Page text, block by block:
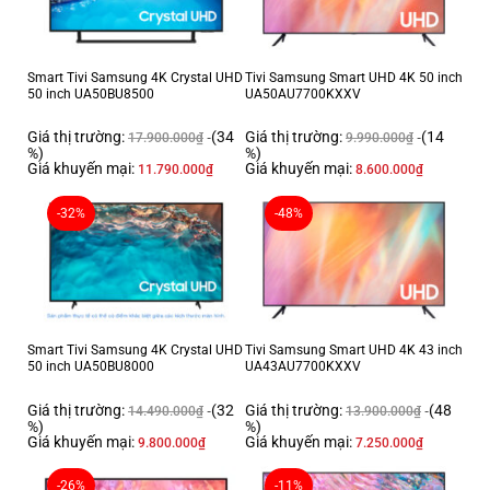
Remote Control App
Tiện Ích:
Trợ lý ảo Bixby (Tizen OS)
Chiếu điện thoại lên TV (không
dây)
Công nghệ hình ảnh:
Crystal Processor 4K
HDR (High Dynamic Range)
HDR 10+
UHD Dimming
Contrast Enhancer
Adaptive Sound
Object Tracking Sound – OTS Lite
Tổng công suất loa: 20W
Bảo hành 24 tháng
Smart Tivi Samsung 4K Crystal UHD
50 inch UA50BU8500
Giá thị trường: 17.900.000₫ (34
%)
Giá khuyến mại: 11.790.000₫
Tivi Samsung Smart UHD 4K 50 inch
UA50AU7700KXXV
Giá thị trường: 9.990.000₫ (14
%)
Giá khuyến mại: 8.600.000₫
-32%
Smart Tivi Samsung 4K Crystal UHD
50 inch UA50BU8000
Giá thị trường: 14.490.000₫ (32
%)
Giá khuyến mại: 9.800.000₫
-48%
Tivi Samsung Smart UHD 4K 43 inch
UA43AU7700KXXV
Giá thị trường: 13.900.000₫ (48
%)
Giá khuyến mại: 7.250.000₫
-26% -11%